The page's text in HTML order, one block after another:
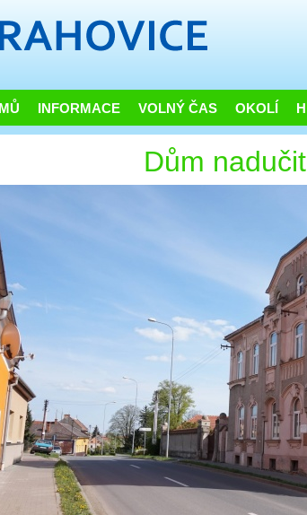
INFORMACE VOLNÝ ČAS OKOLÍ
Dům